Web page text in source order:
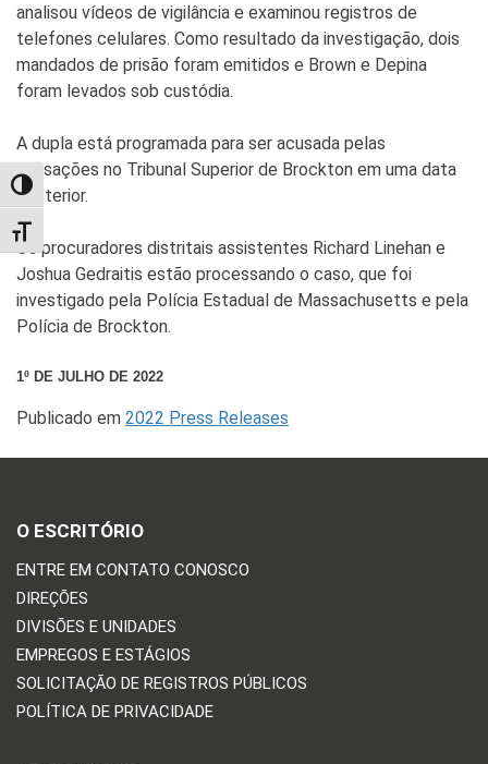
TOGGLE HIGH CONTRAST
TOGGLE FONT SIZE
analisou vídeos de vigilância e examinou registros de
telefones celulares. Como resultado da investigação, dois
mandados de prisão foram emitidos e Brown e Depina
foram levados sob custódia.
A dupla está programada para ser acusada pelas
acusações no Tribunal Superior de Brockton em uma data
posterior.
Os procuradores distritais assistentes Richard Linehan e
Joshua Gedraitis estão processando o caso, que foi
investigado pela Polícia Estadual de Massachusetts e pela
Polícia de Brockton.
1º DE JULHO DE 2022
Publicado em 2022 Press Releases
O ESCRITÓRIO
ENTRE EM CONTATO CONOSCO
DIREÇÕES
DIVISÕES E UNIDADES
EMPREGOS E ESTÁGIOS
SOLICITAÇÃO DE REGISTROS PÚBLICOS
POLÍTICA DE PRIVACIDADE